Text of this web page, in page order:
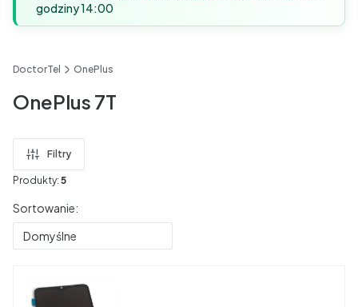
godziny 14:00
DoctorTel OnePlus
OnePlus 7T
Filtry
Produkty: 5
Lista produktów
Sortowanie:
Domyślne